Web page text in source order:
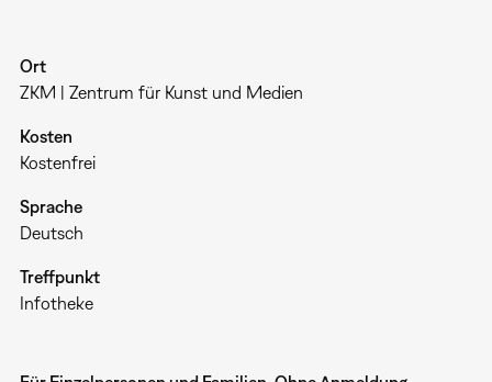
Ort
ZKM | Zentrum für Kunst und Medien
Kosten
Kostenfrei
Sprache
Deutsch
Treffpunkt
Infotheke